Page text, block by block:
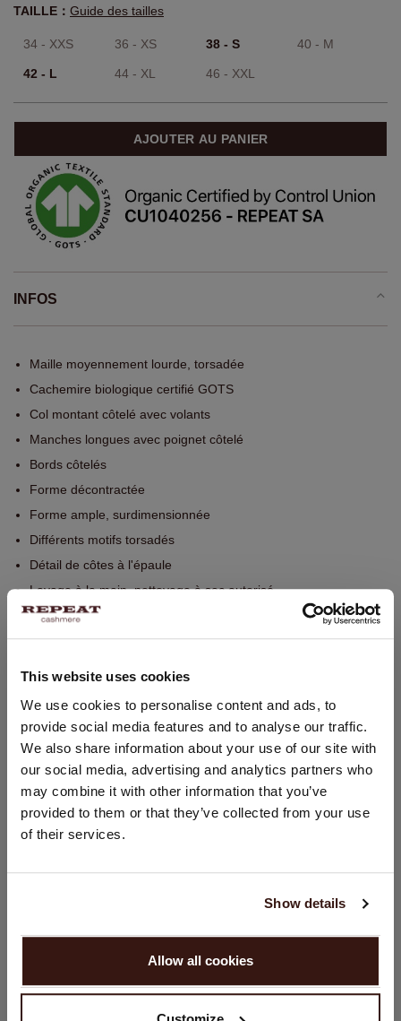
This website uses cookies
We use cookies to personalise content and ads, to
provide social media features and to analyse our traffic.
We also share information about your use of our site with
our social media, advertising and analytics partners who
may combine it with other information that you’ve
provided to them or that they’ve collected from your use
of their services.
Show details
Allow all cookies
TAILLE： Guide des tailles
34 - XXS 36 - XS 38 - S 40 - M
42 - L 44 - XL 46 - XXL
AJOUTER AU PANIER
INFOS
Maille moyennement lourde, torsadée
Cachemire biologique certifié GOTS
Col montant côtelé avec volants
Manches longues avec poignet côtelé
Bords côtelés
Forme décontractée
Forme ample, surdimensionnée
Différents motifs torsadés
Détail de côtes à l'épaule
Lavage à la main, nettoyage à sec autorisé
100% Cachemire organique (certifié GOTS)
TAILLE & COUPE
ENTRETIEN
LIVRAISON ET RETOURS
CHANGER DE PAYS
Vous visitez Repeat cashmere depuis Pays - Bas (€).
Souhaitez-vous mettre à jour votre localisation ?
États-Unis ($)
CONTINUER